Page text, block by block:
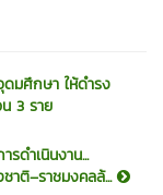
มศึกษา ให้ดำรง
3 ราย
ดำเนินงาน...
าติ–ราชมงคลล้...